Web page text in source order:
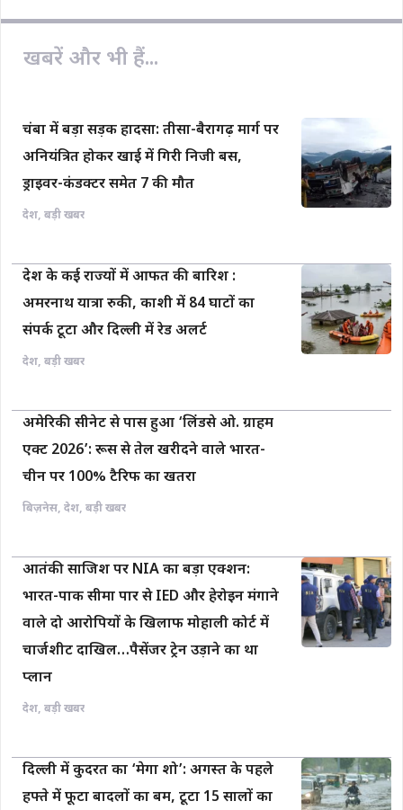
खबरें और भी हैं...
चंबा में बड़ा सड़क हादसा: तीसा-बैरागढ़ मार्ग पर
अनियंत्रित होकर खाई में गिरी निजी बस,
ड्राइवर-कंडक्टर समेत 7 की मौत
देश, बड़ी खबर
देश के कई राज्यों में आफत की बारिश :
अमरनाथ यात्रा रुकी, काशी में 84 घाटों का
संपर्क टूटा और दिल्ली में रेड अलर्ट
देश, बड़ी खबर
अमेरिकी सीनेट से पास हुआ ‘लिंडसे ओ. ग्राहम
एक्ट 2026’: रूस से तेल खरीदने वाले भारत-
चीन पर 100% टैरिफ का खतरा
बिज़नेस, देश, बड़ी खबर
आतंकी साजिश पर NIA का बड़ा एक्शन:
भारत-पाक सीमा पार से IED और हेरोइन मंगाने
वाले दो आरोपियों के खिलाफ मोहाली कोर्ट में
चार्जशीट दाखिल…पैसेंजर ट्रेन उड़ाने का था
प्लान
देश, बड़ी खबर
दिल्ली में कुदरत का ‘मेगा शो’: अगस्त के पहले
हफ्ते में फूटा बादलों का बम, टूटा 15 सालों का